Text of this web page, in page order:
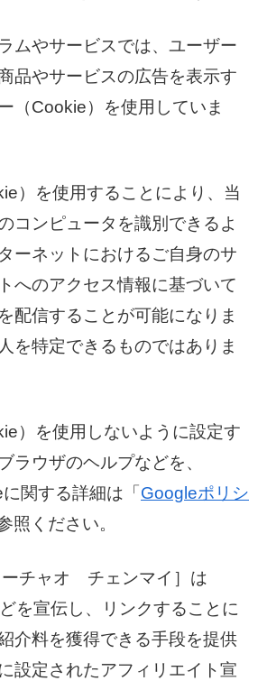
ムやサービスでは、ユーザー
品やサービスの広告を表示す
（Cookie）を使用していま
）を使用することにより、当
コンピュータを識別できるよ
ーネットにおけるご自身のサ
へのアクセス情報に基づいて
配信することが可能になりま
を特定できるものではありま
）を使用しないように設定す
ラウザのヘルプなどを、
関する詳細は「Googleポリシ
照ください。
ーチャオ チェンマイ］は
を宣伝し、リンクすることに
介料を獲得できる手段を提供
設定されたアフィリエイト宣